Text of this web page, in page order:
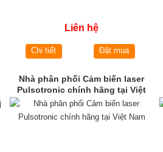
Liên hệ
Chi tiết Đặt mua
Nhà phân phối Cảm biến laser
Pulsotronic chính hãng tại Việt
Nam